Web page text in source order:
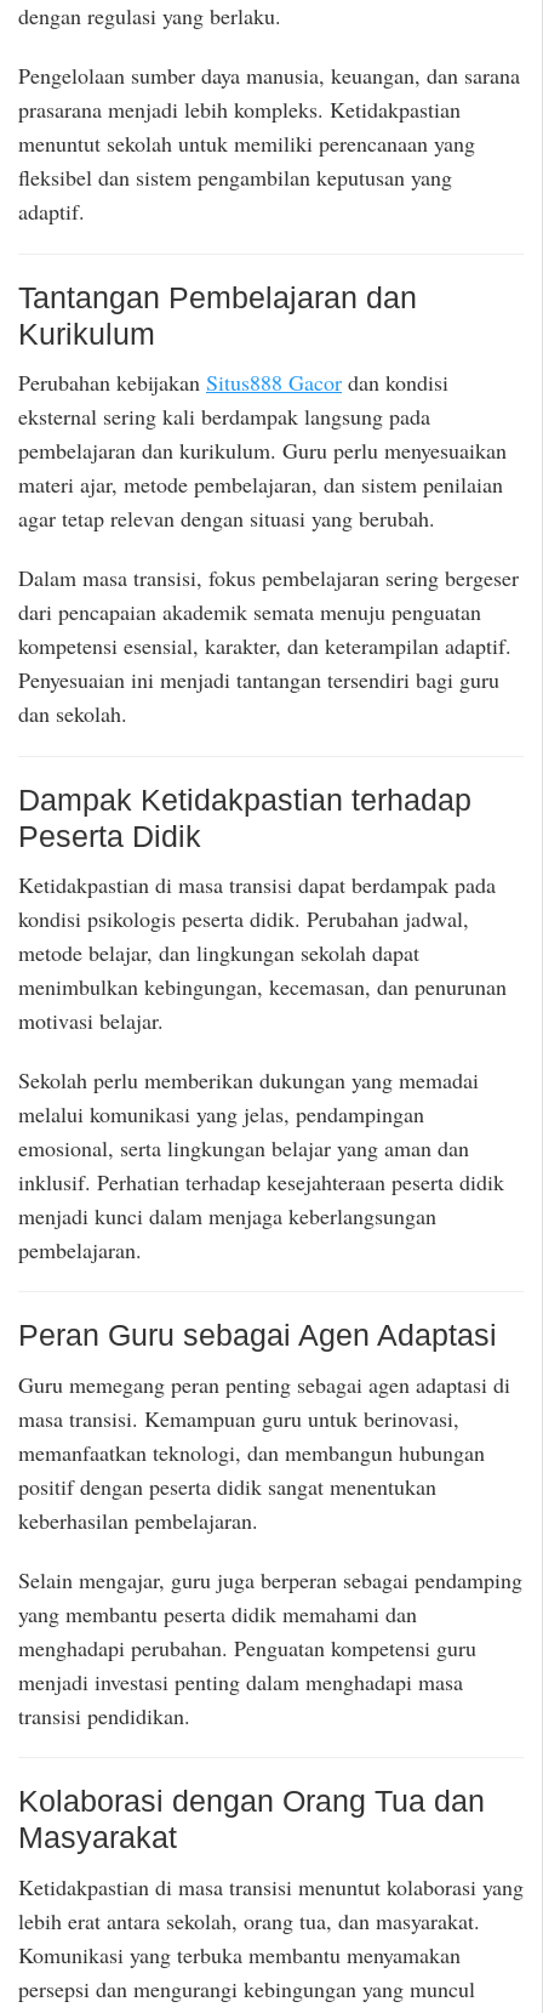
dengan regulasi yang berlaku.
Pengelolaan sumber daya manusia, keuangan, dan sarana
prasarana menjadi lebih kompleks. Ketidakpastian
menuntut sekolah untuk memiliki perencanaan yang
fleksibel dan sistem pengambilan keputusan yang
adaptif.
Tantangan Pembelajaran dan
Kurikulum
Perubahan kebijakan Situs888 Gacor dan kondisi
eksternal sering kali berdampak langsung pada
pembelajaran dan kurikulum. Guru perlu menyesuaikan
materi ajar, metode pembelajaran, dan sistem penilaian
agar tetap relevan dengan situasi yang berubah.
Dalam masa transisi, fokus pembelajaran sering bergeser
dari pencapaian akademik semata menuju penguatan
kompetensi esensial, karakter, dan keterampilan adaptif.
Penyesuaian ini menjadi tantangan tersendiri bagi guru
dan sekolah.
Dampak Ketidakpastian terhadap
Peserta Didik
Ketidakpastian di masa transisi dapat berdampak pada
kondisi psikologis peserta didik. Perubahan jadwal,
metode belajar, dan lingkungan sekolah dapat
menimbulkan kebingungan, kecemasan, dan penurunan
motivasi belajar.
Sekolah perlu memberikan dukungan yang memadai
melalui komunikasi yang jelas, pendampingan
emosional, serta lingkungan belajar yang aman dan
inklusif. Perhatian terhadap kesejahteraan peserta didik
menjadi kunci dalam menjaga keberlangsungan
pembelajaran.
Peran Guru sebagai Agen Adaptasi
Guru memegang peran penting sebagai agen adaptasi di
masa transisi. Kemampuan guru untuk berinovasi,
memanfaatkan teknologi, dan membangun hubungan
positif dengan peserta didik sangat menentukan
keberhasilan pembelajaran.
Selain mengajar, guru juga berperan sebagai pendamping
yang membantu peserta didik memahami dan
menghadapi perubahan. Penguatan kompetensi guru
menjadi investasi penting dalam menghadapi masa
transisi pendidikan.
Kolaborasi dengan Orang Tua dan
Masyarakat
Ketidakpastian di masa transisi menuntut kolaborasi yang
lebih erat antara sekolah, orang tua, dan masyarakat.
Komunikasi yang terbuka membantu menyamakan
persepsi dan mengurangi kebingungan yang muncul